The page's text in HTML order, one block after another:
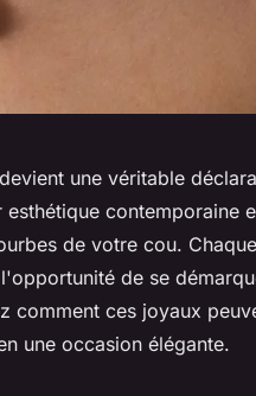
une véritable
contemporaine
de votre cou.
de se
comment ces joyaux
une occasion élégante.